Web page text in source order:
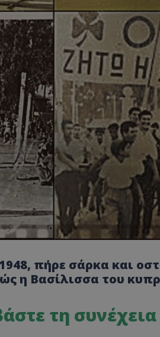
1948, πήρε σάρκα και
η Βασίλισσα του
τη